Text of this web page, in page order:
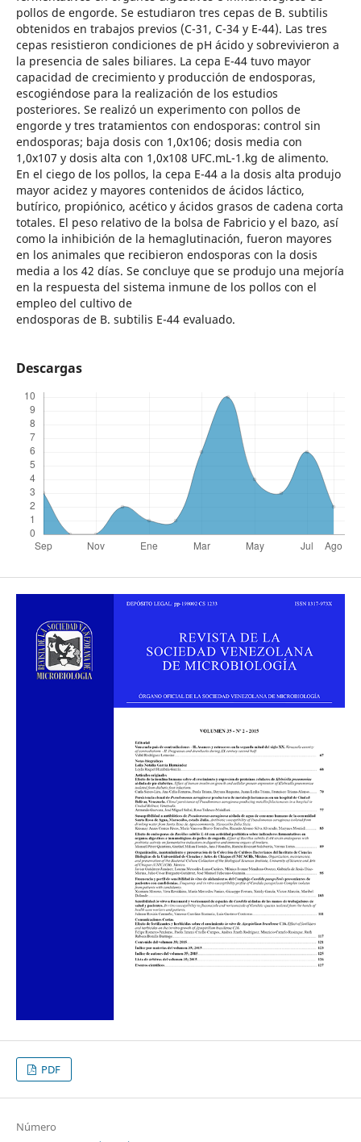
pollos de engorde. Se estudiaron tres cepas de B. subtilis
obtenidos en trabajos previos (C-31, C-34 y E-44). Las tres
cepas resistieron condiciones de pH ácido y sobrevivieron a
la presencia de sales biliares. La cepa E-44 tuvo mayor
capacidad de crecimiento y producción de endosporas,
escogiéndose para la realización de los estudios
posteriores. Se realizó un experimento con pollos de
engorde y tres tratamientos con endosporas: control sin
endosporas; baja dosis con 1,0x106; dosis media con
1,0x107 y dosis alta con 1,0x108 UFC.mL-1.kg de alimento.
En el ciego de los pollos, la cepa E-44 a la dosis alta produjo
mayor acidez y mayores contenidos de ácidos láctico,
butírico, propiónico, acético y ácidos grasos de cadena corta
totales. El peso relativo de la bolsa de Fabricio y el bazo, así
como la inhibición de la hemaglutinación, fueron mayores
en los animales que recibieron endosporas con la dosis
media a los 42 días. Se concluye que se produjo una mejoría
en la respuesta del sistema inmune de los pollos con el
empleo del cultivo de
endosporas de B. subtilis E-44 evaluado.
Descargas
PDF
Número